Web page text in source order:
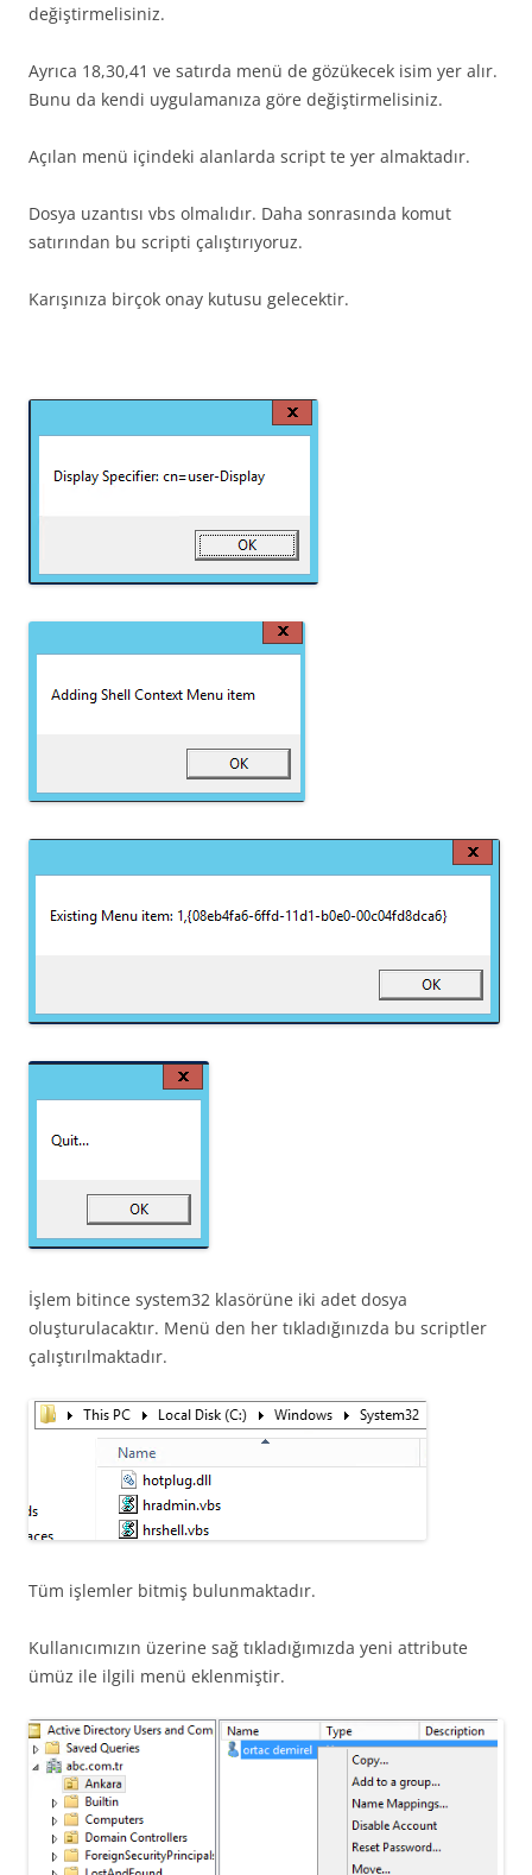
değiştirmelisiniz.
Ayrıca 18,30,41 ve satırda menü de gözükecek isim yer alır.
Bunu da kendi uygulamanıza göre değiştirmelisiniz.
Açılan menü içindeki alanlarda script te yer almaktadır.
Dosya uzantısı vbs olmalıdır. Daha sonrasında komut
satırından bu scripti çalıştırıyoruz.
Karışınıza birçok onay kutusu gelecektir.
İşlem bitince system32 klasörüne iki adet dosya
oluşturulacaktır. Menü den her tıkladığınızda bu scriptler
çalıştırılmaktadır.
Tüm işlemler bitmiş bulunmaktadır.
Kullanıcımızın üzerine sağ tıkladığımızda yeni attribute
ümüz ile ilgili menü eklenmiştir.